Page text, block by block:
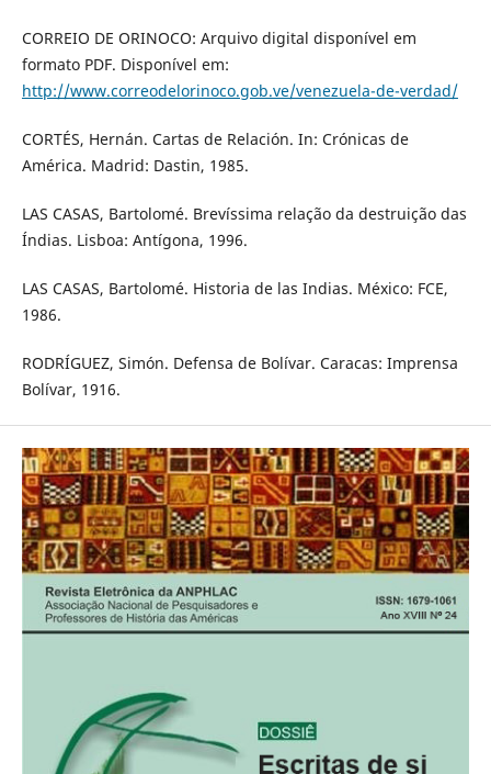
CORREIO DE ORINOCO: Arquivo digital disponível em
formato PDF. Disponível em:
http://www.correodelorinoco.gob.ve/venezuela-de-verdad/
CORTÉS, Hernán. Cartas de Relación. In: Crónicas de
América. Madrid: Dastin, 1985.
LAS CASAS, Bartolomé. Brevíssima relação da destruição das
Índias. Lisboa: Antígona, 1996.
LAS CASAS, Bartolomé. Historia de las Indias. México: FCE,
1986.
RODRÍGUEZ, Simón. Defensa de Bolívar. Caracas: Imprensa
Bolívar, 1916.